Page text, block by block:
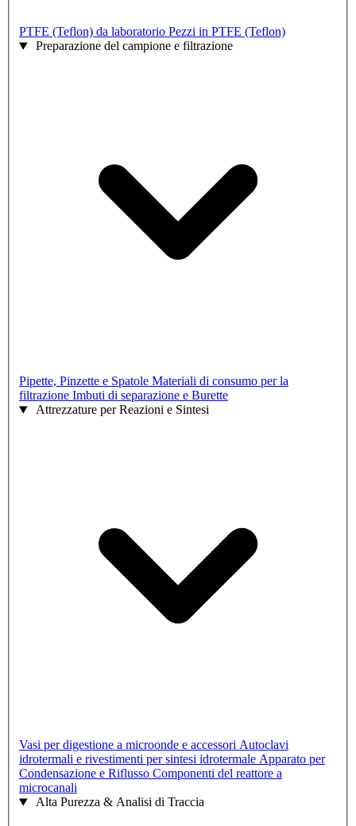
PTFE (Teflon) da laboratorio Pezzi in PTFE (Teflon)
Preparazione del campione e filtrazione
Pipette, Pinzette e Spatole Materiali di consumo per la
filtrazione Imbuti di separazione e Burette
Attrezzature per Reazioni e Sintesi
Vasi per digestione a microonde e accessori Autoclavi
idrotermali e rivestimenti per sintesi idrotermale Apparato per
Condensazione e Riflusso Componenti del reattore a
microcanali
Alta Purezza & Analisi di Traccia